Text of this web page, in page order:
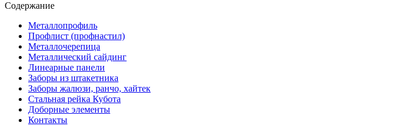
Содержание
Металлопрофиль
Профлист (профнастил)
Металлочерепица
Металлический сайдинг
Линеарные панели
Заборы из штакетника
Заборы жалюзи, ранчо, хайтек
Стальная рейка Кубота
Доборные элементы
Контакты